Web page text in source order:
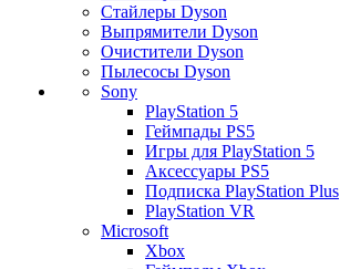
Стайлеры Dyson
Выпрямители Dyson
Очистители Dyson
Пылесосы Dyson
Sony
PlayStation 5
Геймпады PS5
Игры для PlayStation 5
Аксессуары PS5
Подписка PlayStation Plus
PlayStation VR
Microsoft
Xbox